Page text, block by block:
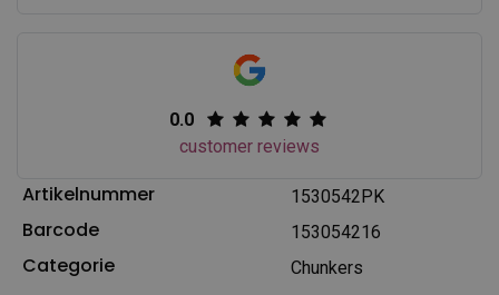
0.0
customer reviews
Artikelnummer 1530542PK
Barcode 153054216
Categorie Chunkers